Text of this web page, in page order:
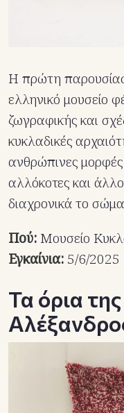
Η πρώτη
ελληνικό μουσείο
ζωγραφικής και
κυκλαδικές
ανθρώπινες
αλλόκοτες και
διαχρονικά το
Πού: Μουσείο
Εγκαίνια:5/6/2025
Τα όρια